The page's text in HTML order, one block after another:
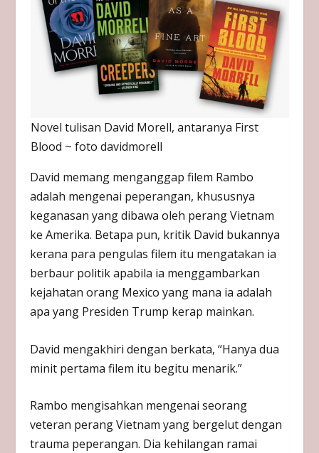
Novel tulisan David Morell, antaranya First
Blood ~ foto davidmorell
David memang menganggap filem Rambo
adalah mengenai peperangan, khususnya
keganasan yang dibawa oleh perang Vietnam
ke Amerika. Betapa pun, kritik David bukannya
kerana para pengulas filem itu mengatakan ia
berbaur politik apabila ia menggambarkan
kejahatan orang Mexico yang mana ia adalah
apa yang Presiden Trump kerap mainkan.
David mengakhiri dengan berkata, “Hanya dua
minit pertama filem itu begitu menarik.”
Rambo mengisahkan mengenai seorang
veteran perang Vietnam yang bergelut dengan
trauma peperangan. Dia kehilangan ramai